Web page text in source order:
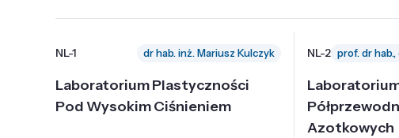
NL-1 dr hab. inż. Mariusz Kulczyk
Laboratorium Plastyczności
Pod Wysokim Ciśnieniem
NL-2
Azotkowych